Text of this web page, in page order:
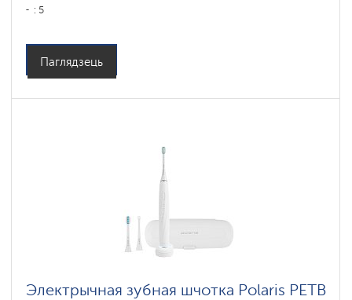
: 5
Паглядзець
Электрычная зубная шчотка Polaris PETB